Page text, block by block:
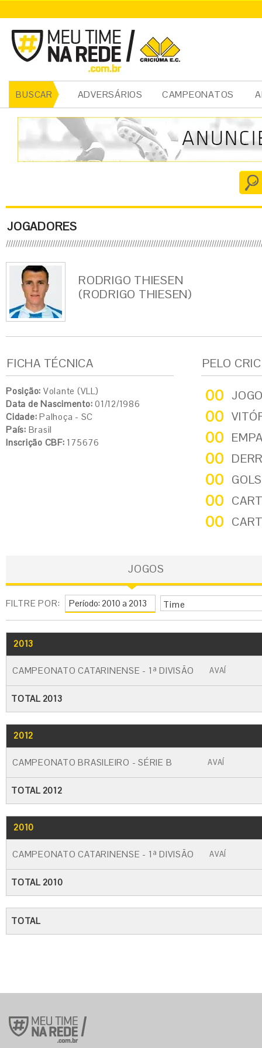
BUSCAR ADVERSÁRIOS CAMPEONATOS
JOGADORES
RODRIGO THIESEN
(RODRIGO THIESEN)
FICHA TÉCNICA
Posição: Volante (VLL)
Data de Nascimento: 01/12/1986
Cidade: Palhoça - SC
País: Brasil
Inscrição CBF: 175676
PELO
00
00
00
00
00
00
00
JOGOS
FILTRE POR: Time
2013
CAMPEONATO CATARINENSE - 1ª DIVISÃO AVAÍ
TOTAL 2013
2012
CAMPEONATO BRASILEIRO - SÉRIE B AVAÍ
TOTAL 2012
2010
CAMPEONATO CATARINENSE - 1ª DIVISÃO AVAÍ
TOTAL 2010
TOTAL